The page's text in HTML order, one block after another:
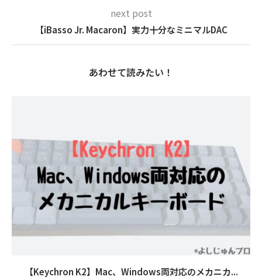
next post
【iBasso Jr. Macaron】実力十分なミニマルDAC
あわせて読みたい！
【Keychron K2】Mac、Windows両対応のメカニカ...